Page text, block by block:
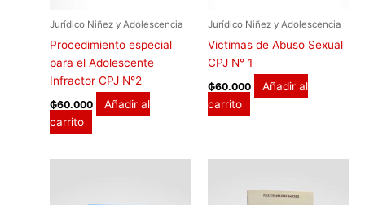
Jurídico Niñez y Adolescencia
Procedimiento especial
para el Adolescente
Infractor CPJ N°2
₲60.000
Añadir al
carrito
Jurídico Niñez y Adolescencia
Victimas de Abuso Sexual
CPJ N° 1
₲60.000
Añadir al
carrito